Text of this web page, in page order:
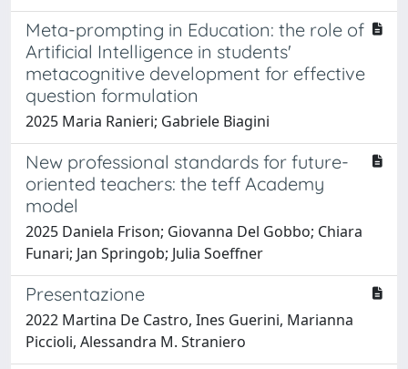
Meta-prompting in Education: the role of
Artificial Intelligence in students'
metacognitive development for effective
question formulation
2025 Maria Ranieri; Gabriele Biagini
New professional standards for future-
oriented teachers: the teff Academy
model
2025 Daniela Frison; Giovanna Del Gobbo; Chiara
Funari; Jan Springob; Julia Soeffner
Presentazione
2022 Martina De Castro, Ines Guerini, Marianna
Piccioli, Alessandra M. Straniero